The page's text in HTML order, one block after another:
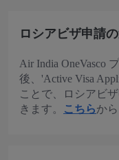
ロシアビザ申請
Air India OneVasco
後、'Active Visa
ことで、ロシアビ
きます。
こちらか